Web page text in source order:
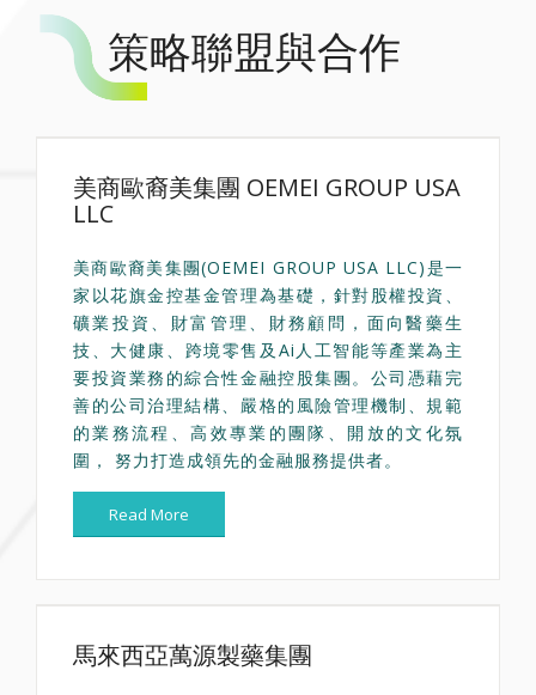
策略聯盟與合作
美商歐裔美集團 OEMEI GROUP USA
LLC
美商歐裔美集團(OEMEI GROUP USA LLC)是一
家以花旗金控基金管理為基礎，針對股權投資、
礦業投資、財富管理、財務顧問，面向醫藥生
技、大健康、跨境零售及Ai人工智能等產業為主
要投資業務的綜合性金融控股集團。公司憑藉完
善的公司治理結構、嚴格的風險管理機制、規範
的業務流程、高效專業的團隊、開放的文化氛
圍， 努力打造成領先的金融服務提供者。
Read More
馬來西亞萬源製藥集團